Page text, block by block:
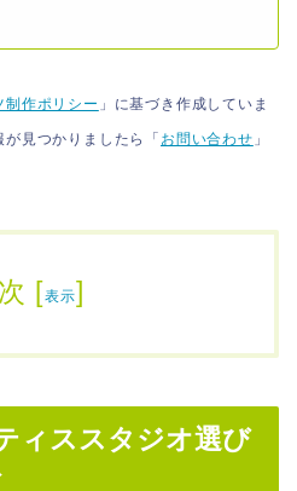
制作ポリシー 」に基づき作成していま
見つかりましたら「 お問い合わせ 」
[表示]
ィススタジオ選び